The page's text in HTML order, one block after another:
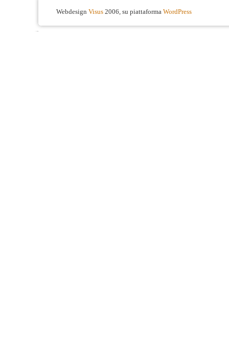
Webdesign Visus 2006, su piattaforma WordPress